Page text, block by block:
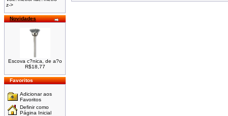
z->
Novidades
Escova c?nica, de a?o
R$18,77
Favoritos
Adicionar aos
Favoritos
Definir como
Página Inicial